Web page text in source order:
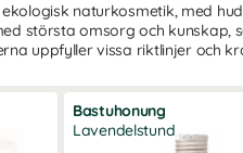
naturkosmetik, med
största omsorg och kunskap,
uppfyller vissa riktlinjer och
Bastuhonung
Lavendelstund